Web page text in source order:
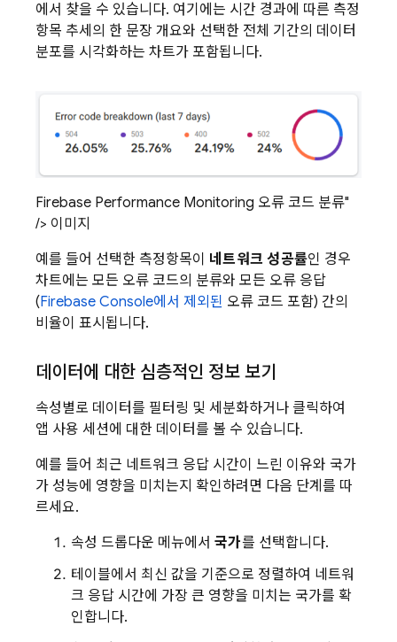
에서 찾을 수 있습니다. 여기에는 시간 경과에 따른 측정
항목 추세의 한 문장 개요와 선택한 전체 기간의 데이터
분포를 시각화하는 차트가 포함됩니다.
Firebase Performance Monitoring 오류 코드 분류"
/> 이미지
예를 들어 선택한 측정항목이 네트워크 성공률인 경우
차트에는 모든 오류 코드의 분류와 모든 오류 응답
(Firebase Console에서 제외된 오류 코드 포함) 간의
비율이 표시됩니다.
데이터에 대한 심층적인 정보 보기
속성별로 데이터를 필터링 및 세분화하거나 클릭하여
앱 사용 세션에 대한 데이터를 볼 수 있습니다.
예를 들어 최근 네트워크 응답 시간이 느린 이유와 국가
가 성능에 영향을 미치는지 확인하려면 다음 단계를 따
르세요.
속성 드롭다운 메뉴에서 국가를 선택합니다.
테이블에서 최신 값을 기준으로 정렬하여 네트워
크 응답 시간에 가장 큰 영향을 미치는 국가를 확
인합니다.